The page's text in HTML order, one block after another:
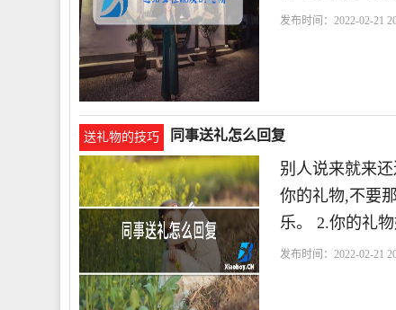
发布时间：2022-02-21
送礼物的技巧 同事送礼怎么回复
别人说来就来
你的礼物,不要
乐。 2.你的礼
发布时间：2022-02-21